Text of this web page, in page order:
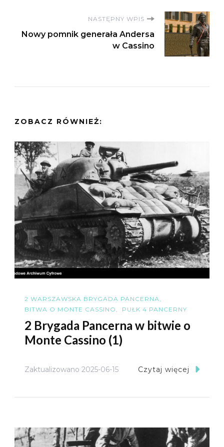
NASTĘPNY WPIS
Nowy pomnik generała Andersa
w Cassino
ZOBACZ RÓWNIEŻ:
2 WARSZAWSKA BRYGADA PANCERNA
BITWA O MONTE CASSINO
PUŁK 4 PANCERNY
2 Brygada Pancerna w bitwie o
Monte Cassino (1)
Zaktualizowano 2025-06-15 Czytaj więcej